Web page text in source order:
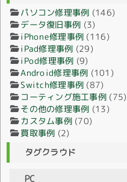
パソコン修理事例 (146)
データ復旧事例 (3)
iPhone修理事例 (116)
iPad修理事例 (29)
iPod修理事例 (9)
Android修理事例 (101)
Switch修理事例 (87)
コーティング施工事例 (75)
その他の修理事例 (13)
カスタム事例(70)
買取事例 (2)
タグクラウド
PC